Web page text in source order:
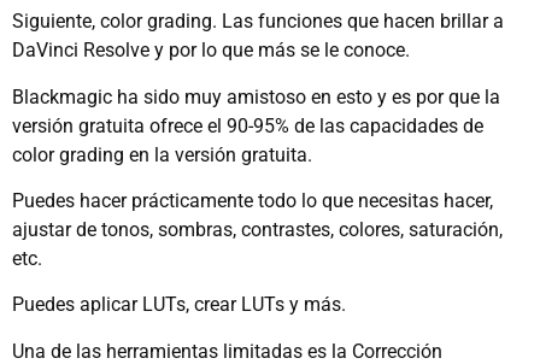
Siguiente, color grading. Las funciones que hacen brillar a
DaVinci Resolve y por lo que más se le conoce.
Blackmagic ha sido muy amistoso en esto y es por que la
versión gratuita ofrece el 90-95% de las capacidades de
color grading en la versión gratuita.
Puedes hacer prácticamente todo lo que necesitas hacer,
ajustar de tonos, sombras, contrastes, colores, saturación,
etc.
Puedes aplicar LUTs, crear LUTs y más.
Una de las herramientas limitadas es la Corrección